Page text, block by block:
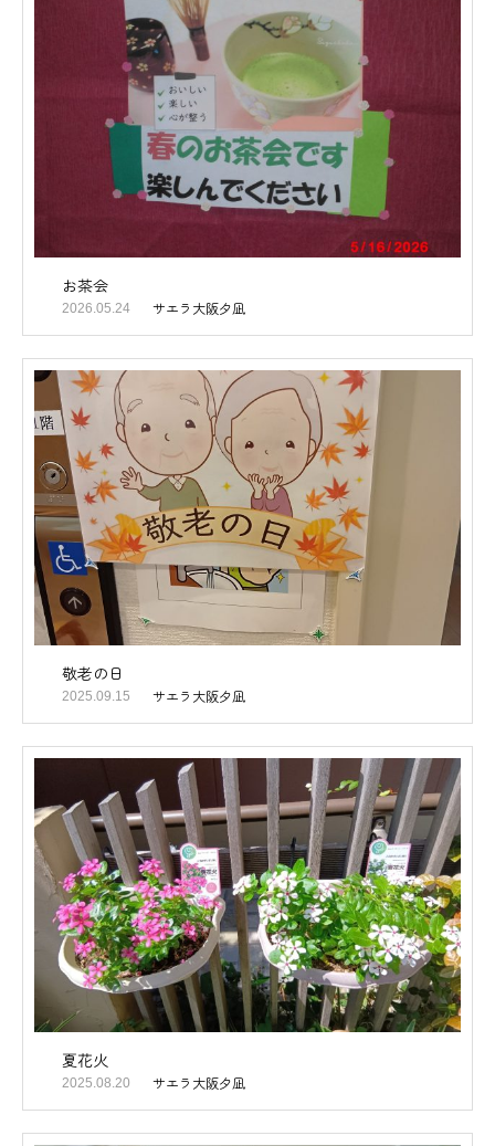
お茶会
2026.05.24 サエラ大阪夕凪
敬老の日
2025.09.15 サエラ大阪夕凪
夏花火
2025.08.20 サエラ大阪夕凪